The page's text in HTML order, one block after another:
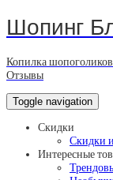
Шопинг
Копилка
Отзывы
Toggle navigation
Скидки
Скидки
Интересные